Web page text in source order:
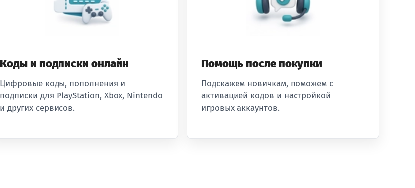
Коды и подписки онлайн
Цифровые коды, пополнения и
подписки для PlayStation, Xbox, Nintendo
и других сервисов.
Помощь после покупки
Подскажем новичкам, поможем с
активацией кодов и настройкой
игровых аккаунтов.